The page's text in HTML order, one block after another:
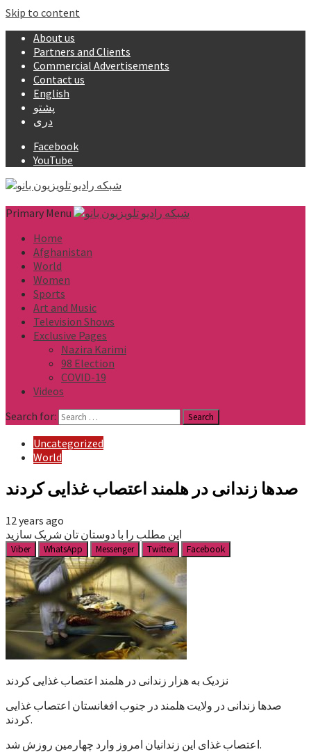
Skip to content
About us
Partners and Clients
Commercial Advertisements
Contact us
English
پشتو
دری
Facebook
YouTube
Primary Menu
Home
Afghanistan
World
Women
Sports
Art and Music
Television Shows
Exclusive Pages
Nazira Karimi
98 Election
COVID-19
Videos
Search for:
Uncategorized
World
صدها زندانی در هلمند اعتصاب غذایی کردند
12 years ago
این مطلب را با دوستان تان شریک سازید
Viber WhatsApp Messenger Twitter Facebook
نزدیک به هزار زندانی در هلمند اعتصاب غذایی کردند
صدها زندانی در ولایت هلمند در جنوب افغانستان اعتصاب غذایی
کردند.
اعتصاب غذای این زندانیان امروز وارد چهارمین روزش شد.